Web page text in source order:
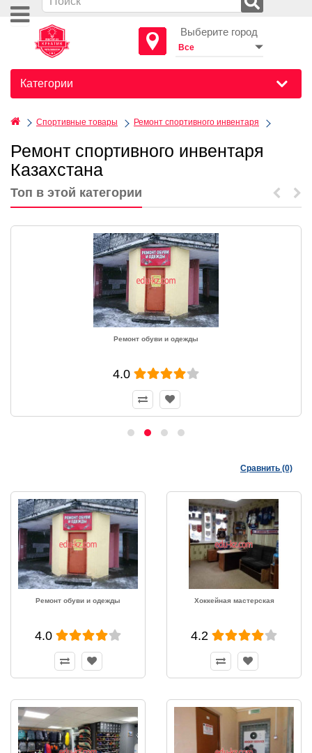
Выберите город
Категории
Спортивные товары Ремонт спортивного инвентаря
Ремонт спортивного инвентаря
Казахстана
Топ в этой категории
Ремонт обуви и одежды
4.0
Сравнить (0)
Ремонт обуви и одежды
4.0
Хоккейная мастерская
4.2